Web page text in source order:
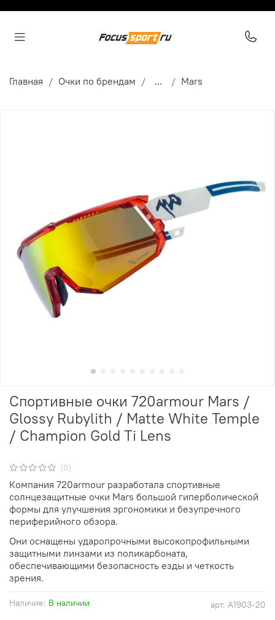
Главная Очки по брендам ... Mars
(0)
арт. A1903-20
Наличие: В наличии
Спортивные очки 720armour Mars /
Glossy Rubylith / Matte White Temple
/ Champion Gold Ti Lens
Компания 720armour разработала спортивные
солнцезащитные очки Mars большой гиперболической
формы для улучшения эргономики и безупречного
периферийного обзора.
Они оснащены ударопрочными высокопрофильными
защитными линзами из поликарбоната,
обеспечивающими безопасность езды и четкость
зрения.